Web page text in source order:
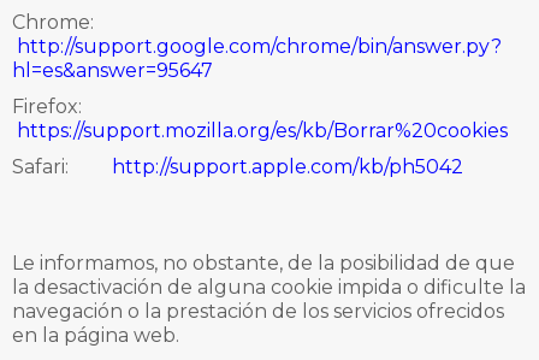
Chrome:
http://support.google.com/chrome/bin/answer.py?
hl=es&answer=95647
Firefox:
https://support.mozilla.org/es/kb/Borrar%20cookies
Safari:
http://support.apple.com/kb/ph5042
Le informamos, no obstante, de la posibilidad de que
la desactivación de alguna cookie impida o dificulte la
navegación o la prestación de los servicios ofrecidos
en la página web.